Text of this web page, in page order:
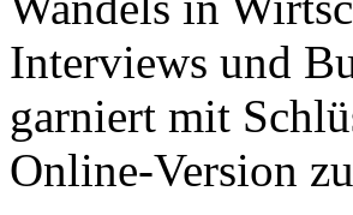
Interviews und
garniert mit
Online-Version